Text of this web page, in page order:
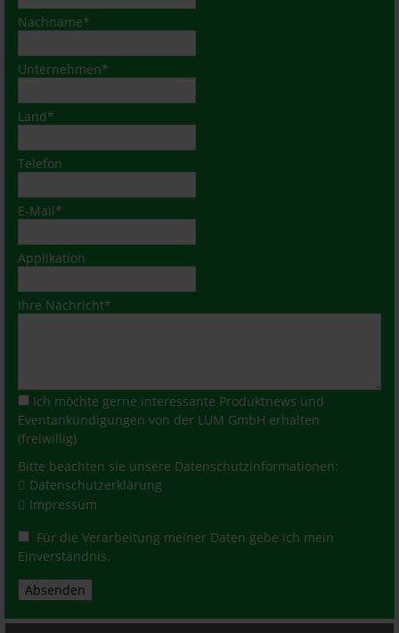
Pflichtfeld
Nachname*
Pflichtfeld
Unternehmen*
Pflichtfeld
Land*
Telefon
Pflichtfeld
E-Mail*
Applikation
Pflichtfeld
Ihre Nachricht*
Ich möchte gerne interessante Produktnews und
Eventankündigungen von der LUM GmbH erhalten
(freiwillig)
Bitte beachten sie unsere Datenschutzinformationen:
Datenschutzerklärung
Impressum
Für die Verarbeitung meiner Daten gebe ich mein
Einverständnis.
Absenden